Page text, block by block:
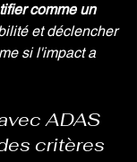
comme un
et déclencher
si l'impact a
ADAS
critères